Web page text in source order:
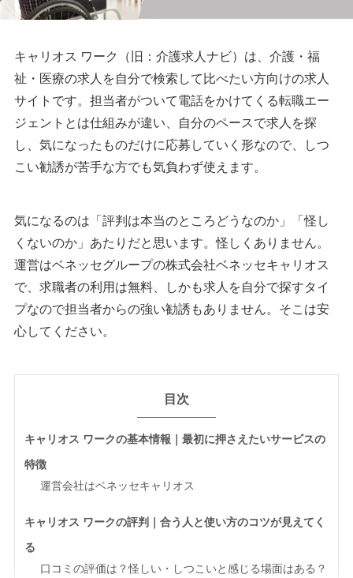
キャリオス ワーク（旧：介護求人ナビ）は、介護・福
祉・医療の求人を自分で検索して比べたい方向けの求人
サイトです。担当者がついて電話をかけてくる転職エー
ジェントとは仕組みが違い、自分のペースで求人を探
し、気になったものだけに応募していく形なので、しつ
こい勧誘が苦手な方でも気負わず使えます。
気になるのは「評判は本当のところどうなのか」「怪し
くないのか」あたりだと思います。怪しくありません。
運営はベネッセグループの株式会社ベネッセキャリオス
で、求職者の利用は無料、しかも求人を自分で探すタイ
プなので担当者からの強い勧誘もありません。そこは安
心してください。
目次
キャリオス ワークの基本情報｜最初に押さえたいサービスの
特徴
運営会社はベネッセキャリオス
キャリオス ワークの評判｜合う人と使い方のコツが見えてく
る
口コミの評価は？怪しい・しつこいと感じる場面はある？